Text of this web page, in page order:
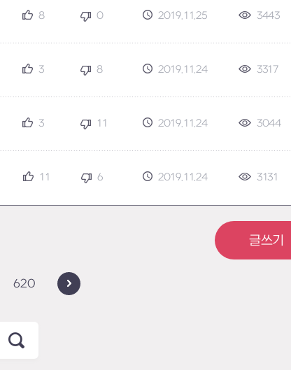
8 0 2019.11.25 3443
3 8 2019.11.24 3317
3 11 2019.11.24 3044
11 6 2019.11.24 3131
글쓰기
620